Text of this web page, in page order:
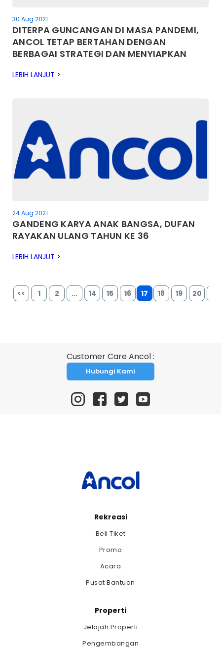
30 Aug 2021
DITERPA GUNCANGAN DI MASA PANDEMI,
ANCOL TETAP BERTAHAN DENGAN
BERBAGAI STRATEGI DAN MENYIAPKAN
LEBIH LANJUT >
24 Aug 2021
GANDENG KARYA ANAK BANGSA, DUFAN
RAYAKAN ULANG TAHUN KE 36
LEBIH LANJUT >
<< 1 2 ... 14 15 16 17 18 19 20
Customer Care Ancol :
Hubungi Kami
Rekreasi
Beli Tiket
Promo
Acara
Pusat Bantuan
Properti
Jelajah Properti
Pengembangan